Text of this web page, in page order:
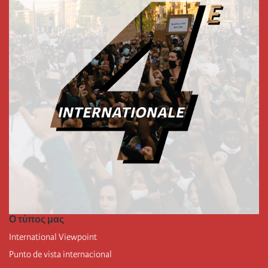
Ο τύπος μας
International Viewpoint
Punto de vista internacional